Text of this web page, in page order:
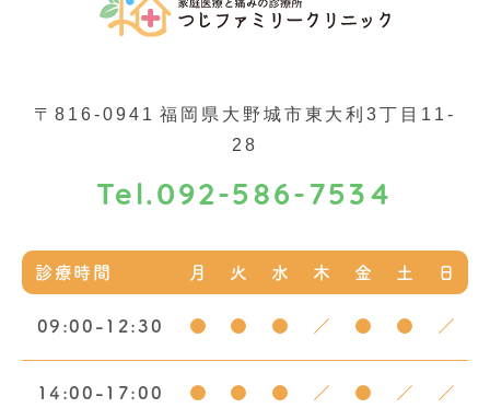
〒816-0941 福岡県大野城市東大利3丁目11-
28
Tel. 092-586-7534
診療時間 月 火 水 木 金 土 日
09:00-12:30 ● ● ● ／ ● ● ／
14:00-17:00 ● ● ● ／ ● ／ ／